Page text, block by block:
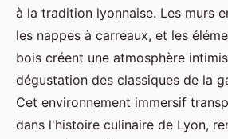
à la tradition lyonnaise. Les murs
les nappes à carreaux, et les
bois créent une atmosphère
dégustation des classiques de la
Cet environnement immersif
dans l'histoire culinaire de Lyon,